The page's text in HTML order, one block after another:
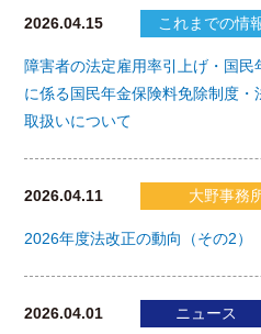
2026.04.15 これまでの情
障害者の法定雇用率引上げ・国
に係る国民年金保険料免除制度
取扱いについて
2026.04.11 大野事務
2026年度法改正の動向（その2）
2026.04.01 ニュース